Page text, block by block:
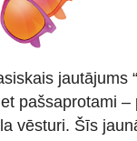
jautājums
pašsaprotami –
vēsturi. Šīs